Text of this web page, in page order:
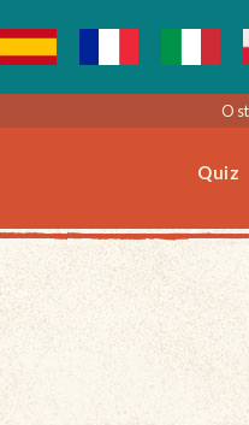
O
Quiz